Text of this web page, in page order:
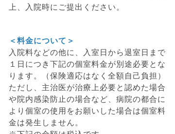
上、入院時にご提出ください。
＜料金について＞
入院料などの他に、入室日から退室日まで
１日につき下記の個室料金が別途必要とな
ります。（保険適応はなく全額自己負担）
ただし、主治医が治療上必要と認めた場合
や院内感染防止の場合など、病院の都合に
より個室の使用をお願いした場合は個室料
金は発生しません。